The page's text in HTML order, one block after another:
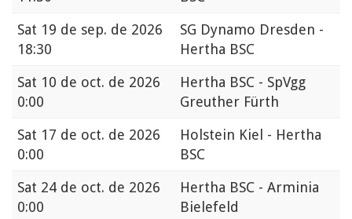
Sat 19 de sep. de 2026
18:30
SG Dynamo Dresden -
Hertha BSC
Sat 10 de oct. de 2026
0:00
Hertha BSC - SpVgg
Greuther Fürth
Sat 17 de oct. de 2026
0:00
Holstein Kiel - Hertha
BSC
Sat 24 de oct. de 2026
0:00
Hertha BSC - Arminia
Bielefeld